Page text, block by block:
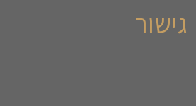
גישור